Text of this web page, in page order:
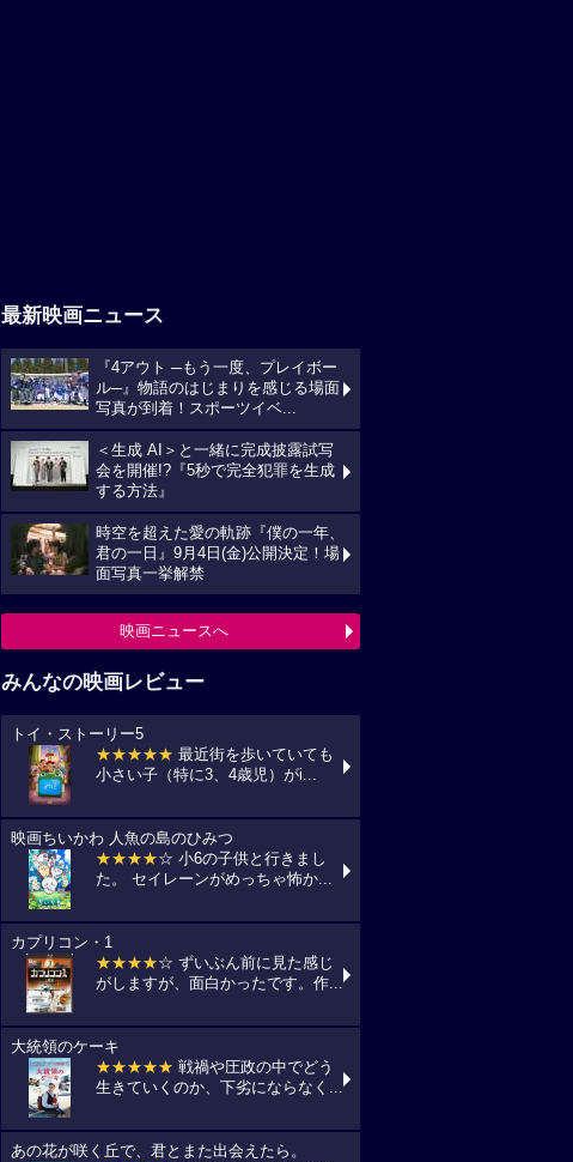
最新映画ニュース
『4アウト ─もう一度、プレイボー
ル─』物語のはじまりを感じる場面
写真が到着！スポーツイベ...
＜生成 AI＞と一緒に完成披露試写
会を開催!?『5秒で完全犯罪を生成
する方法』
時空を超えた愛の軌跡『僕の一年、
君の一日』9月4日(金)公開決定！場
面写真一挙解禁
映画ニュースへ
みんなの映画レビュー
トイ・ストーリー5
★★★★★ 最近街を歩いていても
小さい子（特に3、4歳児）がi...
映画ちいかわ 人魚の島のひみつ
★★★★☆ 小6の子供と行きまし
た。 セイレーンがめっちゃ怖か...
カプリコン・1
★★★★☆ ずいぶん前に見た感じ
がしますが、面白かったです。作...
大統領のケーキ
★★★★★ 戦禍や圧政の中でどう
生きていくのか、下劣にならなく...
あの花が咲く丘で、君とまた出会えたら。